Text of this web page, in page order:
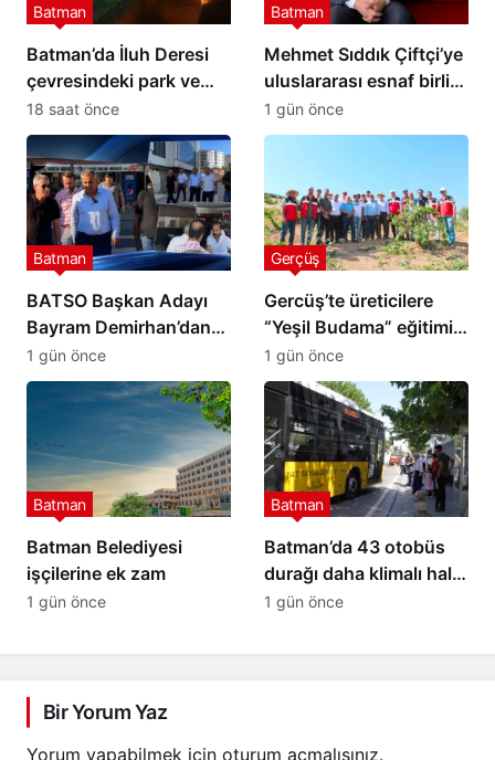
Batman’da İluh Deresi
çevresindeki park ve
yollar hizmete açıldı
Batman
18 saat önce
Mehmet Sıddık Çiftçi’ye
uluslararası esnaf birliği
görevi
Batman
1 gün önce
BATSO Başkan Adayı
Bayram Demirhan’dan
yoğun saha mesaisi
Batman
1 gün önce
Gercüş’te üreticilere
“Yeşil Budama” eğitimi
verildi
Gerçüş
1 gün önce
Batman Belediyesi
işçilerine ek zam
Batman
1 gün önce
Batman’da 43 otobüs
durağı daha klimalı hale
getirilecek
Batman
1 gün önce
Bir Yorum Yaz
Yorum yapabilmek için oturum açmalısınız.